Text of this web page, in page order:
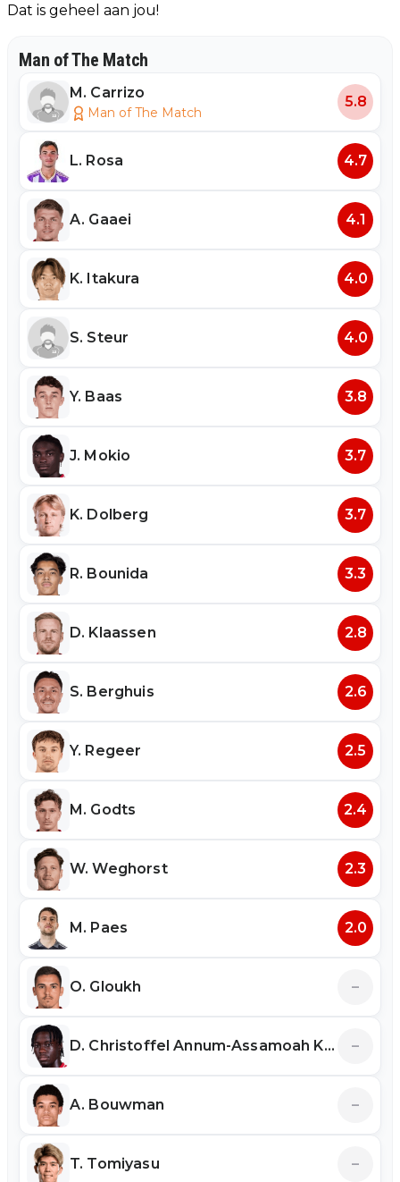
Dat is geheel aan jou!
Man of The Match
M. Carrizo
Man of The Match
5.8
L. Rosa 4.7
A. Gaaei 4.1
K. Itakura 4.0
S. Steur 4.0
Y. Baas 3.8
J. Mokio 3.7
K. Dolberg 3.7
R. Bounida 3.3
D. Klaassen 2.8
S. Berghuis 2.6
Y. Regeer 2.5
M. Godts 2.4
W. Weghorst 2.3
M. Paes 2.0
O. Gloukh –
D. Christoffel Annum-Assamoah Konadu –
A. Bouwman –
T. Tomiyasu –